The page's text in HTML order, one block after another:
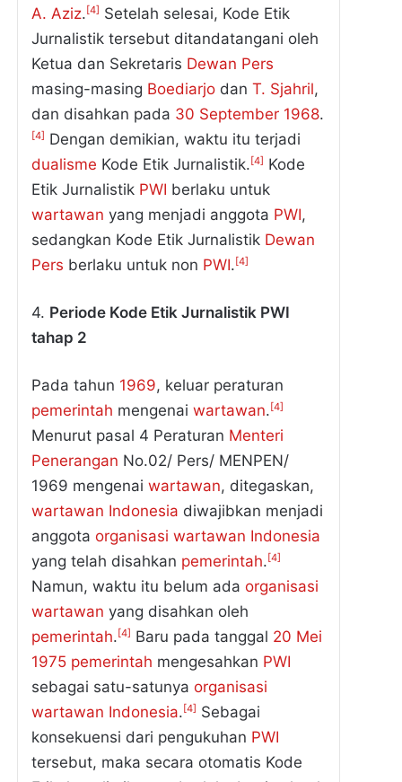
A. Aziz.[4] Setelah selesai, Kode Etik
Jurnalistik tersebut ditandatangani oleh
Ketua dan Sekretaris Dewan Pers
masing-masing Boediarjo danT. Sjahril,
dan disahkan pada 30 September 1968.
[4] Dengan demikian, waktu itu terjadi
dualisme Kode Etik Jurnalistik.[4] Kode
Etik Jurnalistik PWI berlaku untuk
wartawan yang menjadi anggota PWI,
sedangkan Kode Etik Jurnalistik Dewan
Pers berlaku untuk non PWI.[4]
4. Periode Kode Etik Jurnalistik PWI
tahap 2
Pada tahun 1969, keluar peraturan
pemerintah mengenaiwartawan.[4]
Menurut pasal 4 Peraturan Menteri
Penerangan No.02/ Pers/ MENPEN/
1969 mengenaiwartawan, ditegaskan,
wartawan Indonesia diwajibkan menjadi
anggotaorganisasi wartawan Indonesia
yang telah disahkan pemerintah.[4]
Namun, waktu itu belum adaorganisasi
wartawan yang disahkan oleh
pemerintah.[4] Baru pada tanggal 20 Mei
1975 pemerintah mengesahkan PWI
sebagai satu-satunyaorganisasi
wartawan Indonesia.[4] Sebagai
konsekuensi dari pengukuhan PWI
tersebut, maka secara otomatis Kode